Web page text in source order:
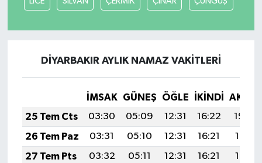
DİYARBAKIR AYLIK NAMAZ VAKITLERI
İMSAK GÜNEŞ ÖĞLE İKINDI
25 Tem Cts
03:30 05:09 12:31 16:22
19:42
26 Tem Paz
03:31 05:10 12:31 16:21
19:41
27 Tem Pts
03:32 05:11 12:31 16:21
19:41